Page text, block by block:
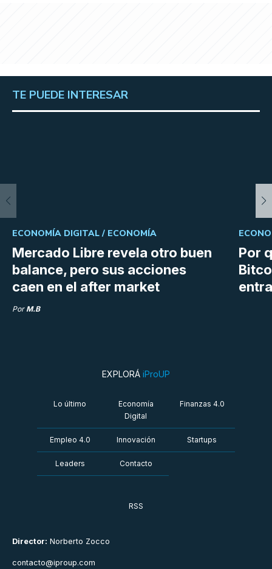
TE PUEDE INTERESAR
Mercado Libre revela otro buen
balance, pero sus acciones
caen en el after market
ECONOMÍA DIGITAL / ECONOMÍA
Por M.B
Por
Director: Norberto Zocco
contacto@iproup.com
EXPLORÁ iProUP
Lo último
Economía
Digital
Finanzas 4.0
Empleo 4.0 Innovación Startups
Leaders Contacto
RSS